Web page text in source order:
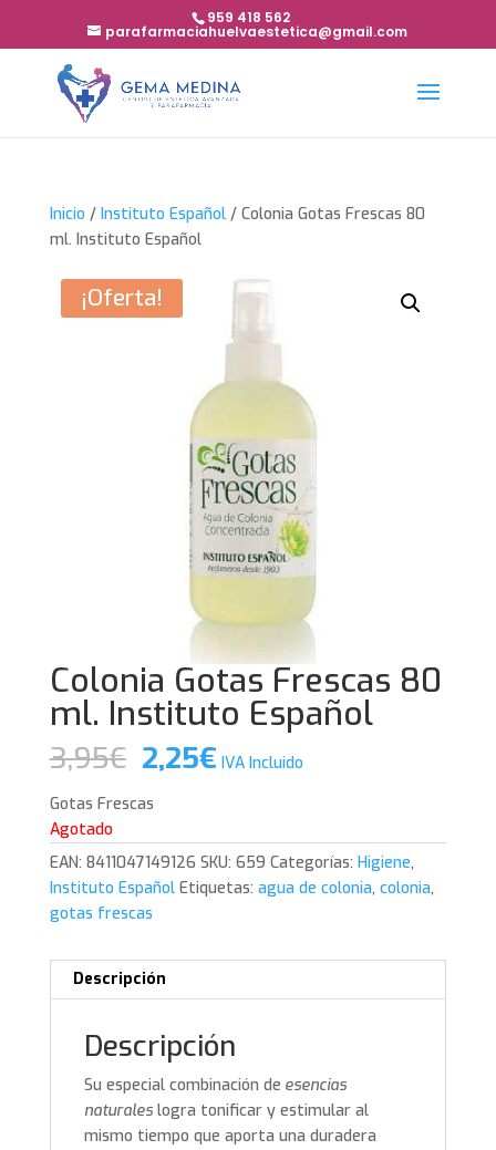
959 418 562
parafarmaciahuelvaestetica@gmail.com
Inicio / Instituto Español/ Colonia Gotas Frescas 80
ml. Instituto Español
¡Oferta!
Colonia Gotas Frescas 80
ml. Instituto Español
3,95€ El
precio
original
era:
3,95€.
2,25€El
es:
2,25€.
IVA Incluido
Gotas Frescas
Agotado
EAN: 8411047149126 SKU: 659 Categorías: Higiene,
Instituto Español Etiquetas: agua de colonia, colonia,
gotas frescas
Descripción
Descripción
Su especial combinación de esencias
naturaleslogra tonificar y estimular al
mismo tiempo que aporta una duradera